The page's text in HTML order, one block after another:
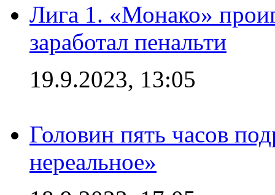
Лига 1. «Монако»
заработал пенальти
19.9.2023, 13:05
Головин пять часов
нереальное»